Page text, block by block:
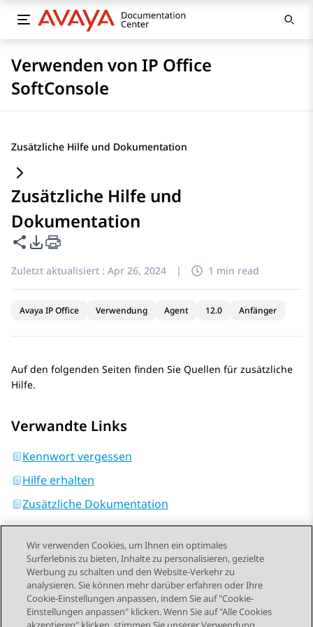
Verwenden von IP Office
SoftConsole
Zusätzliche Hilfe und Dokumentation
Zusätzliche Hilfe und
Dokumentation
Diese Seite teilen
PDF-Exportoptionen
Zuletzt aktualisiert : Apr 26, 2024 | 1 min read
Avaya IP Office Verwendung Agent 12.0 Anfänger
Auf den folgenden Seiten finden Sie Quellen für zusätzliche
Hilfe.
Verwandte Links
Kennwort vergessen
Hilfe erhalten
Zusätzliche Dokumentation
Send Feedback
Wir verwenden Cookies, um Ihnen ein optimales
Surferlebnis zu bieten, Inhalte zu personalisieren, gezielte
Werbung zu schalten und den Website-Verkehr zu
analysieren. Sie können mehr darüber erfahren oder Ihre
Cookie-Einstellungen anpassen, indem Sie auf "Cookie-
Einstellungen anpassen" klicken. Wenn Sie auf "Alle Cookies